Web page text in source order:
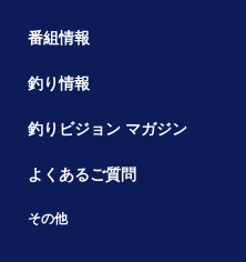
番組情報
釣り情報
釣りビジョン マガジン
よくあるご質問
その他